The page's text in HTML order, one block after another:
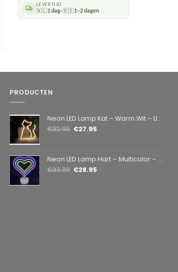
LEVERTIJD
🇳🇱1 dag•🇧🇪1–2 dagen
PRODUCTEN
Neon LED Lamp Kat – Warm Wit – USB & Batterij – Decoratieve Tafellamp voor Kinderkamer – 28,5 x 24,5 cm
€32.99 €27.95
Neon LED Lamp Hart – Multicolor – USB & Batterij – Hartvormige Sfeerlamp – Kinderkamer & Slaapkamer – 25,2 x 23 cm
€33.99 €28.95